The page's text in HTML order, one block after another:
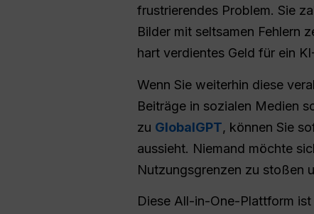
frustrierendes Problem. Sie
Bilder mit seltsamen Fehlern
hart verdientes Geld für ein
Wenn Sie weiterhin diese
Beiträge in sozialen Medien
zu GlobalGPT, können Sie
aussieht. Niemand möchte
Nutzungsgrenzen zu stoßen
Diese All-in-One-Plattform